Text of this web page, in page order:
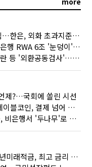
'달러 붙잡기' 안간힘…한은, 외화 초과지준에 이자 6개월 더
환율 14원 뛰자 4대 은행 RWA 6조 '눈덩이'…2배 뛴 2분기는?
한은·금감원, 시장교란 등 '외환공동검사'…환율 급등 전방위 대응
제?…국회에 쏠린 시선
BOK 컨퍼런스 "스테이블코인, 결제 넘어 보험 대출 등 금융 연결 도구"
M&A 잠룡 하나금융, 비은행서 '두나무'로 눈돌린 이유는
3년 뒤 2200만원 청년미래적금, 최고 금리 받으려면?